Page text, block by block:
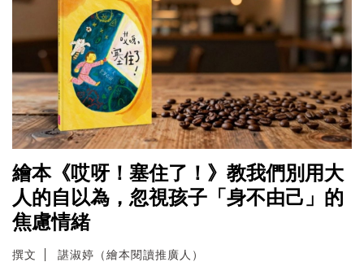
繪本《哎呀！塞住了！》教我們別用大
人的自以為，忽視孩子「身不由己」的
焦慮情緒
撰文 諶淑婷（繪本閱讀推廣人）